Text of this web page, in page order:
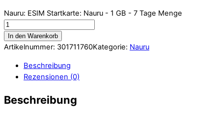
Nauru: ESIM Startkarte: Nauru - 1 GB - 7 Tage Menge
In den Warenkorb
Artikelnummer: 301711760Kategorie: Nauru
Beschreibung
Rezensionen (0)
Beschreibung